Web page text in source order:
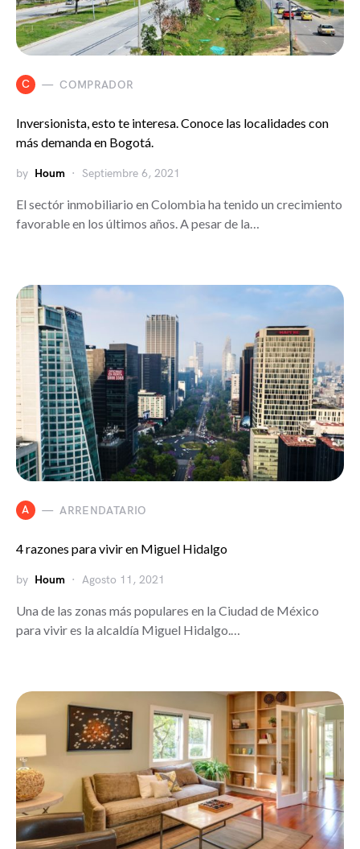
C COMPRADOR
Inversionista, esto te interesa. Conoce las localidades con
más demanda en Bogotá.
by Houm Septiembre 6, 2021
El sectór inmobiliario en Colombia ha tenido un crecimiento
favorable en los últimos años. A pesar de la…
A ARRENDATARIO
4 razones para vivir en Miguel Hidalgo
by Houm Agosto 11, 2021
Una de las zonas más populares en la Ciudad de México
para vivir es la alcaldía Miguel Hidalgo.…